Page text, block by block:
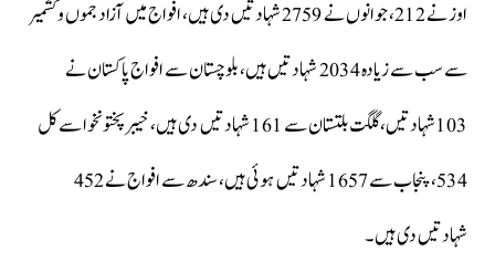
اوز نے 212، جوانوں نے 2759 شہادتیں دی ہیں، افواج میں آزاد جموں وکشمیر
سے سب سے زیادہ 2034 شہادتیں ہیں، بلوچستان سے افواج پاکستان نے
103شہادتیں،گلگت بلتستان سے 161 شہادتیں دی ہیں، خیبرپختونخوا سے کل
534، پنجاب سے 1657 شہادتیں ہوئی ہیں، سندھ سے افواج نے 452
شہادتیں دی ہیں۔